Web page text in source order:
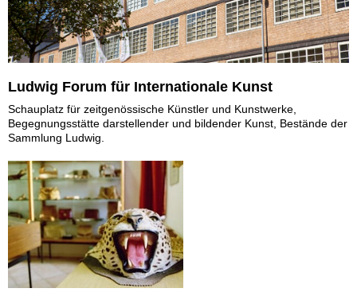
Ludwig Forum für Internationale Kunst
Schauplatz für zeitgenössische Künstler und Kunstwerke,
Begegnungsstätte darstellender und bildender Kunst, Bestände der
Sammlung Ludwig.